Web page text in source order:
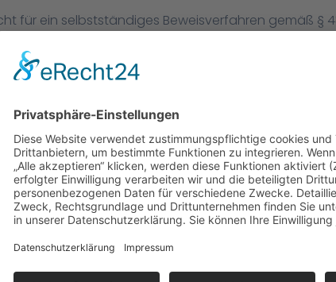
für ein selbstständiges Beweisverfahren gemäß §
weist darauf hin, dass das sogenannte
grenzender Wahrscheinlichkeit davon
nicht die erforderliche Mehrheit finden wird.
eine reine Förmelei
geht es primär um die Feststellung von
gemäß § 485 ZPO hat die Funktion, zur
wenn das jeweilige Gericht mit einer
in der Eigentümerversammlung aussichtslos
setzt die Durchführung eines gegen die übrigen
über Mängel an dem
sich zuvor um eine Beschlussfassung in der
zu den behaupteten